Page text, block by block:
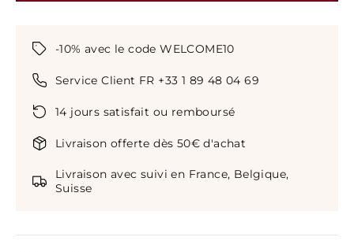
-10% avec le code WELCOME10
Service Client FR +33 1 89 48 04 69
14 jours satisfait ou remboursé
Livraison offerte dès 50€ d'achat
Livraison avec suivi en France, Belgique,
Suisse